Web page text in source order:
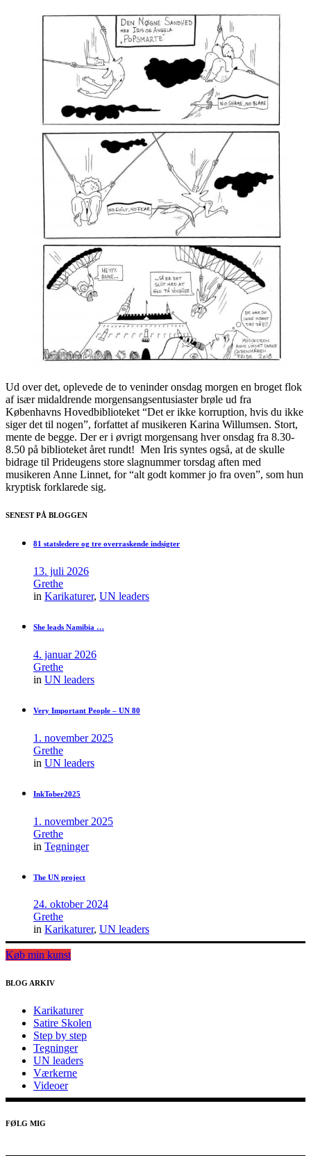
Ud over det, oplevede de to veninder onsdag morgen en broget flok
af især midaldrende morgensangsentusiaster brøle ud fra
Københavns Hovedbiblioteket “Det er ikke korruption, hvis du ikke
siger det til nogen”, forfattet af musikeren Karina Willumsen. Stort,
mente de begge. Der er i øvrigt morgensang hver onsdag fra 8.30-
8.50 på biblioteket året rundt! Men Iris syntes også, at de skulle
bidrage til Prideugens store slagnummer torsdag aften med
musikeren Anne Linnet, for “alt godt kommer jo fra oven”, som hun
kryptisk forklarede sig.
SENEST PÅ BLOGGEN
81 statsledere og tre overraskende indsigter
13. juli 2026
Grethe
in Karikaturer, UN leaders
She leads Namibia …
4. januar 2026
Grethe
in UN leaders
Very Important People – UN 80
1. november 2025
Grethe
in UN leaders
InkTober2025
1. november 2025
Grethe
in Tegninger
The UN project
24. oktober 2024
Grethe
in Karikaturer, UN leaders
Køb min kunst
BLOG ARKIV
Karikaturer
Satire Skolen
Step by step
Tegninger
UN leaders
Værkerne
Videoer
FØLG MIG